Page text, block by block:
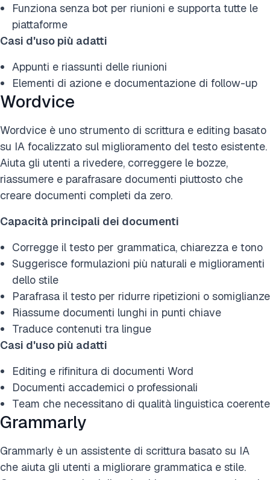
Funziona senza bot per riunioni e supporta tutte le
piattaforme
Casi d'uso più adatti
Appunti e riassunti delle riunioni
Elementi di azione e documentazione di follow-up
Wordvice
Wordvice è uno strumento di scrittura e editing basato
su IA focalizzato sul miglioramento del testo esistente.
Aiuta gli utenti a rivedere, correggere le bozze,
riassumere e parafrasare documenti piuttosto che
creare documenti completi da zero.
Capacità principali dei documenti
Corregge il testo per grammatica, chiarezza e tono
Suggerisce formulazioni più naturali e miglioramenti
dello stile
Parafrasa il testo per ridurre ripetizioni o somiglianze
Riassume documenti lunghi in punti chiave
Traduce contenuti tra lingue
Casi d'uso più adatti
Editing e rifinitura di documenti Word
Documenti accademici o professionali
Team che necessitano di qualità linguistica coerente
Grammarly
Grammarly è un assistente di scrittura basato su IA
che aiuta gli utenti a migliorare grammatica e stile.